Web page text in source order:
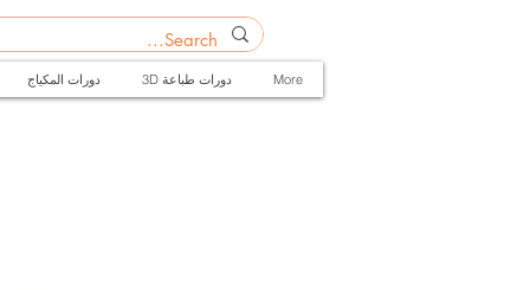
دورات المكياج 3D دورات طباعة More